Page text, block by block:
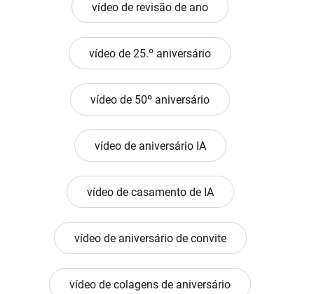
vídeo de revisão de ano
vídeo de 25.º aniversário
vídeo de 50º aniversário
vídeo de aniversário IA
vídeo de casamento de IA
vídeo de aniversário de convite
vídeo de colagens de aniversário